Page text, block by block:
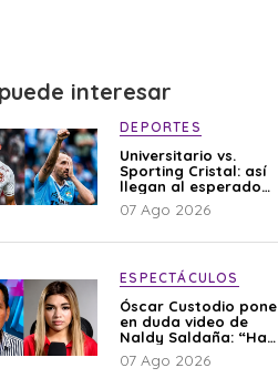
interesar
DEPORTES
Universitario vs.
Sporting Cristal: así
llegan al esperado
duelo
07 Ago 2026
ESPECTÁCULOS
Óscar Custodio pone
en duda video de
Naldy Saldaña: “Hay
cosas que de repente
se han editado”
07 Ago 2026